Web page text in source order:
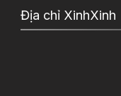
Địa chỉ XinhXinh